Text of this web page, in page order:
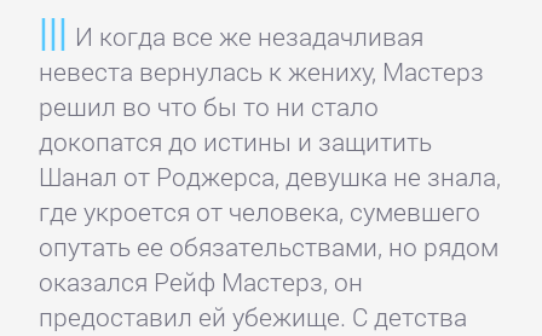
И когда все же незадачливая
невеста вернулась к жениху, Мастерз
решил во что бы то ни стало
докопатся до истины и защитить
Шанал от Роджерса, девушка не знала,
где укроется от человека, сумевшего
опутать ее обязательствами, но рядом
оказался Рейф Мастерз, он
предоставил ей убежище. С детства
Интернет
Компьютерное
Железо
Компьютеры:
прочее